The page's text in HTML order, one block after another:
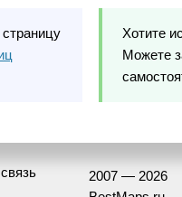
Хотите
Можете
2007 — 2026